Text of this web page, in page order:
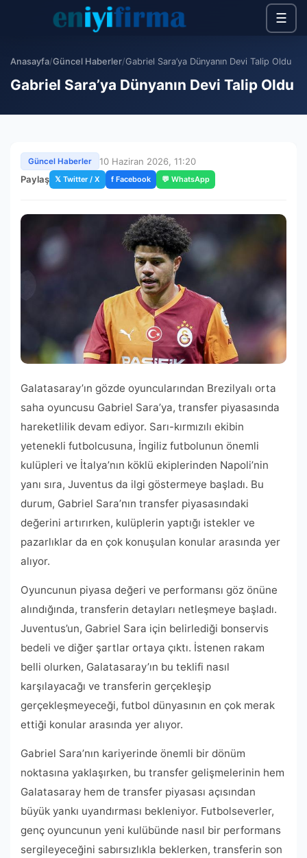
☰
Anasayfa/Güncel Haberler/Gabriel Sara’ya Dünyanın Devi Talip Oldu
Gabriel Sara’ya Dünyanın Devi Talip Oldu
Güncel Haberler
10 Haziran 2026, 11:20
Paylaş 𝕏 Twitter / X f Facebook 💬 WhatsApp
Galatasaray’ın gözde oyuncularından Brezilyalı orta
saha oyuncusu Gabriel Sara’ya, transfer piyasasında
hareketlilik devam ediyor. Sarı-kırmızılı ekibin
yetenekli futbolcusuna, İngiliz futbolunun önemli
kulüpleri ve İtalya’nın köklü ekiplerinden Napoli’nin
yanı sıra, Juventus da ilgi göstermeye başladı. Bu
durum, Gabriel Sara’nın transfer piyasasındaki
değerini artırırken, kulüplerin yaptığı istekler ve
pazarlıklar da en çok konuşulan konular arasında yer
alıyor.
Oyuncunun piyasa değeri ve performansı göz önüne
alındığında, transferin detayları netleşmeye başladı.
Juventus’un, Gabriel Sara için belirlediği bonservis
bedeli ve diğer şartlar ortaya çıktı. İstenen rakam
belli olurken, Galatasaray’ın bu teklifi nasıl
karşılayacağı ve transferin gerçekleşip
gerçekleşmeyeceği, futbol dünyasının en çok merak
ettiği konular arasında yer alıyor.
Gabriel Sara’nın kariyerinde önemli bir dönüm
noktasına yaklaşırken, bu transfer gelişmelerinin hem
Galatasaray hem de transfer piyasası açısından
büyük yankı uyandırması bekleniyor. Futbolseverler,
genç oyuncunun yeni kulübünde nasıl bir performans
sergileyeceğini sabırsızlıkla beklerken, transferin son